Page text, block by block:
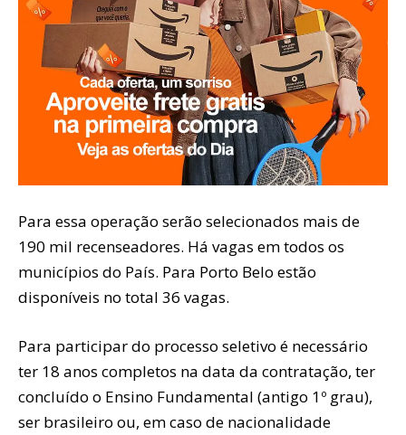
Para essa operação serão selecionados mais de
190 mil recenseadores. Há vagas em todos os
municípios do País. Para Porto Belo estão
disponíveis no total 36 vagas.
Para participar do processo seletivo é necessário
ter 18 anos completos na data da contratação, ter
concluído o Ensino Fundamental (antigo 1º grau),
ser brasileiro ou, em caso de nacionalidade